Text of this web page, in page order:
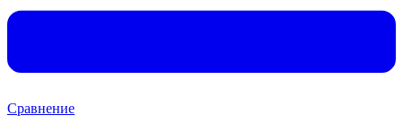
Сравнение